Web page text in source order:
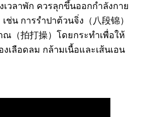
เวลาพัก ควรลุกขึ้นออกกำลังกาย
ช่น การรำปาต้วนจิ่ง（八段锦）
ณ（拍打操）โดยกระทำเพื่อให้
งเลือดลม กล้ามเนื้อและเส้นเอน